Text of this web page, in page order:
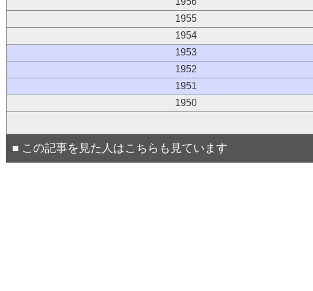
1955
1954
1953
1952
1951
1950
■ この記事を見た人はこちらも見ています